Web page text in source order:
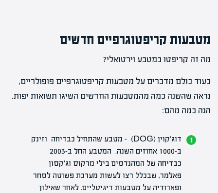
מטבעות קריפטוגרפיים חדשים
מה זה קריפטו כמטבע וירטואלי?
בעוד כולם מדברים על מטבעות קריפטוגרפיים פופולריים,
נראה שהשנה כמה מהמטבעות החדשים השיגו תשואות יפות.
הנה כמה מהם:
דוג'קוין (DOG) – מטבע שהתחיל כבדיחה וזינק
ב-1000 אחוזים השנה. המטבע החל ב-2003
כבדיחה של המהנדסים בילי מרקוס וג'קסון
פאלמר, שבכלל רצו לעשות מערכת פשוטה לסחר
ופארודיה על מטבעות דיגיטליים. לאחר שאילון